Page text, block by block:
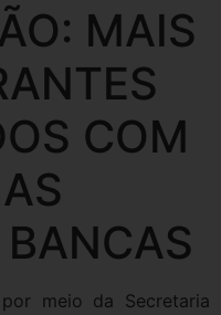
MAIS
COM
meio da Secretaria